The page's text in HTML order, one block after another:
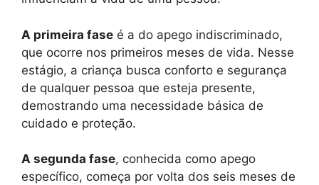
A primeira fase é a do apego indiscriminado,
que ocorre nos primeiros meses de vida. Nesse
estágio, a criança busca conforto e segurança
de qualquer pessoa que esteja presente,
demostrando uma necessidade básica de
cuidado e proteção.
A segunda fase, conhecida como apego
específico, começa por volta dos seis meses de